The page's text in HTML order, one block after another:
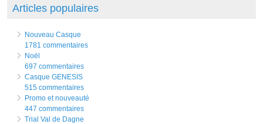
Articles populaires
Nouveau Casque
1781 commentaires
Noël
697 commentaires
Casque GENESIS
515 commentaires
Promo et nouveauté
447 commentaires
Trial Val de Dagne